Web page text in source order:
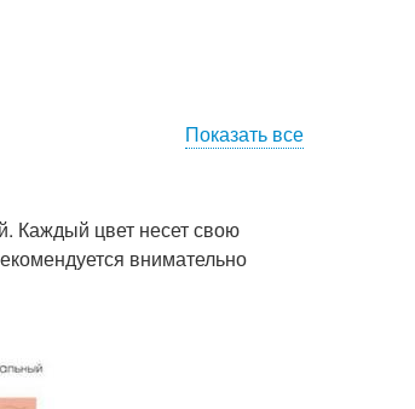
Показать все
Каждый цвет несет свою
внимательно